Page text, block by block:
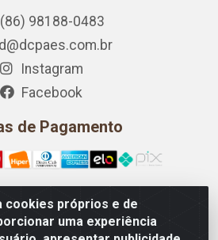
cookies próprios e de
uma experiência
(86) 98188-0483
Instagram
Facebook
de Pagamento
LTDA - Rua Pedro Vasconcelos